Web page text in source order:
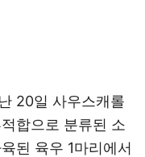
20일 사우스캐롤
합으로 분류된 소
된 육우 1마리에서